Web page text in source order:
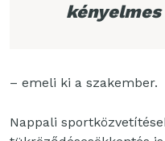
– emeli ki a szakember.
Nappali